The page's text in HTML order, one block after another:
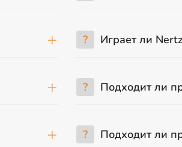
? Играет ли
? Подходит ли
? Подходит ли